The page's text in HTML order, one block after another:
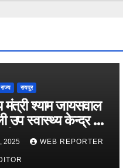
राज्य रायपुर
मंत्री श्याम जायसवाल
उप स्वास्थ्य केन्द्र का
2025 WEB REPORTER